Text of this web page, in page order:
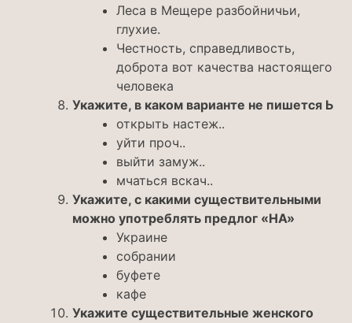
Леса в Мещере разбойничьи,
глухие.
Честность, справедливость,
доброта вот качества настоящего
человека
Укажите, в каком варианте не пишется Ь
открыть настеж..
уйти проч..
выйти замуж..
мчаться вскач..
Укажите, с какими существительными
можно употреблять предлог «НА»
Украине
собрании
буфете
кафе
Укажите существительные женского